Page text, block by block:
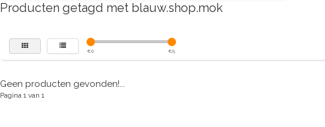
Producten getagd met blauw.shop.mok
€0 €5
Geen producten gevonden!...
Pagina 1 van 1